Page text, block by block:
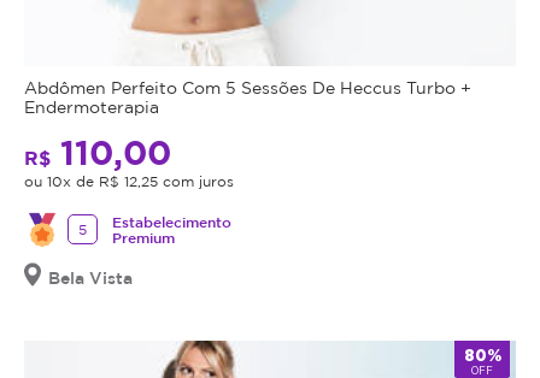
Abdômen Perfeito Com 5 Sessões De Heccus Turbo +
Endermoterapia
R$ 110,00
ou 10x de R$ 12,25 com juros
5
Estabelecimento
Premium
Bela Vista
80%
OFF